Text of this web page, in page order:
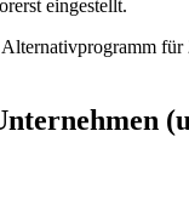
eingestellt.
für